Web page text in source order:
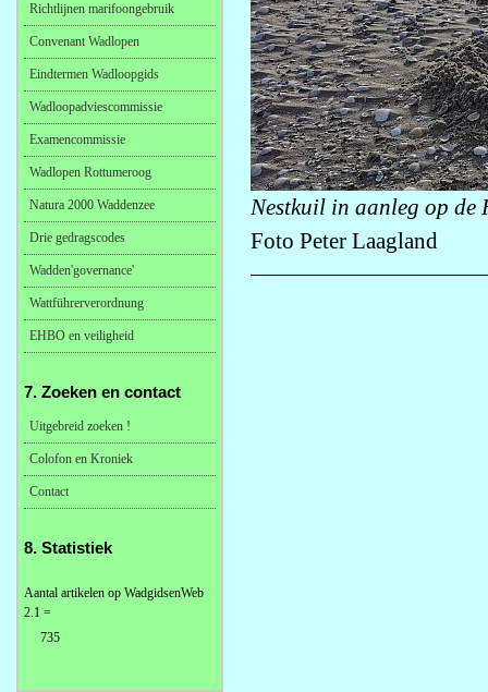
Nestkuil in aanleg op de
Foto Peter Laagland
Richtlijnen marifoongebruik
Convenant Wadlopen
Eindtermen Wadloopgids
Wadloopadviescommissie
Examencommissie
Wadlopen Rottumeroog
Natura 2000 Waddenzee
Drie gedragscodes
Wadden'governance'
Wattführerverordnung
EHBO en veiligheid
7. Zoeken en contact
Uitgebreid zoeken !
Colofon en Kroniek
Contact
8. Statistiek
Aantal artikelen op WadgidsenWeb
2.1 =
735